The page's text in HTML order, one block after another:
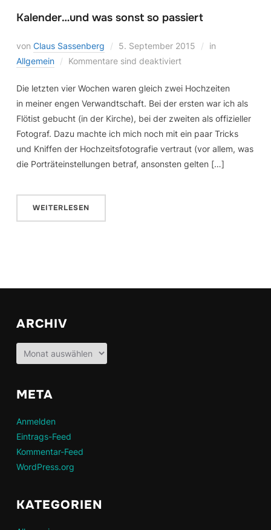
Kalender…und was sonst so passiert
von Claus Sassenberg 5. September 2015
in
Allgemein
Kommentare sind deaktiviert
Die letzten vier Wochen waren gleich zwei Hochzeiten
in meiner engen Verwandtschaft. Bei der ersten war ich als
Flötist gebucht (in der Kirche), bei der zweiten als offizieller
Fotograf. Dazu machte ich mich noch mit ein paar Tricks
und Kniffen der Hochzeitsfotografie vertraut (vor allem, was
die Porträteinstellungen betraf, ansonsten gelten […]
WEITERLESEN
ARCHIV
Archiv
META
Anmelden
Eintrags-Feed
Kommentar-Feed
WordPress.org
KATEGORIEN